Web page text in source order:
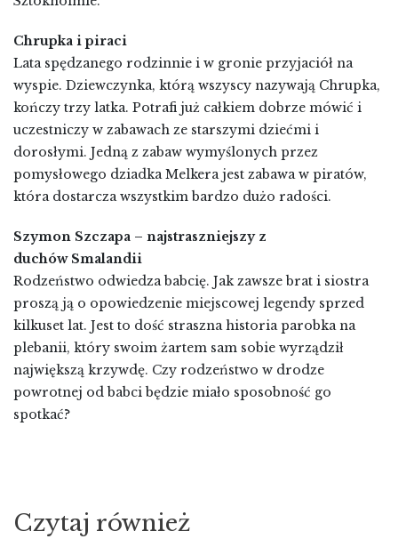
Chrupka i piraci
Lata spędzanego rodzinnie i w gronie przyjaciół na
wyspie. Dziewczynka, którą wszyscy nazywają Chrupka,
kończy trzy latka. Potrafi już całkiem dobrze mówić i
uczestniczy w zabawach ze starszymi dziećmi i
dorosłymi. Jedną z zabaw wymyślonych przez
pomysłowego dziadka Melkera jest zabawa w piratów,
która dostarcza wszystkim bardzo dużo radości.
Szymon Szczapa – najstraszniejszy z
duchów Smalandii
Rodzeństwo odwiedza babcię. Jak zawsze brat i siostra
proszą ją o opowiedzenie miejscowej legendy sprzed
kilkuset lat. Jest to dość straszna historia parobka na
plebanii, który swoim żartem sam sobie wyrządził
największą krzywdę. Czy rodzeństwo w drodze
powrotnej od babci będzie miało sposobność go
spotkać?
Czytaj również